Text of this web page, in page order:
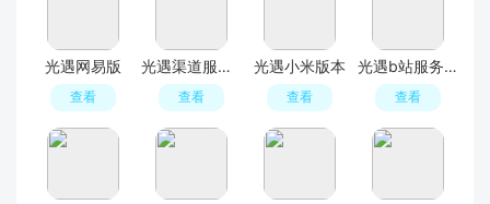
光遇网易版
查看
光遇渠道服福利版
查看
光遇小米版本
查看
光遇b站服务器版本(光遇bilibili服最新版本)
查看